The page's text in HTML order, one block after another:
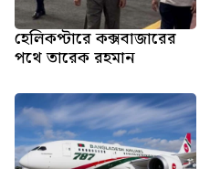
হেলিকপ্টারে কক্সবাজারের
পথে তারেক রহমান